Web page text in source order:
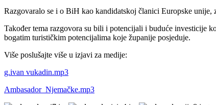
Razgovaralo se i o BiH kao kandidatskoj članici Europske
Također tema razgovora su bili i potencijali i buduće investicije
bogatim turističkim potencijalima koje županije posjeduje.
Više poslušajte više u izjavi za medije:
g.ivan vukadin.mp3
Ambasador_Njemačke.mp3